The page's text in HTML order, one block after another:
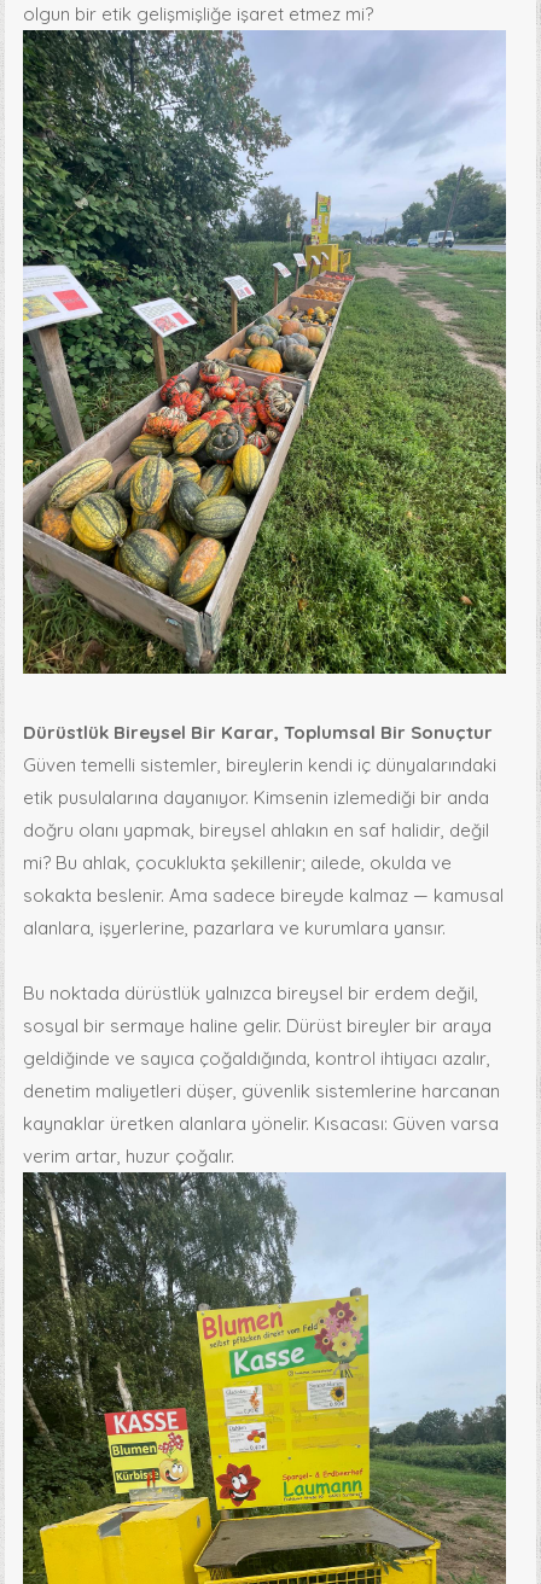
olgun bir etik gelişmişliğe işaret etmez mi?
Dürüstlük Bireysel Bir Karar, Toplumsal Bir Sonuçtur
Güven temelli sistemler, bireylerin kendi iç dünyalarındaki
etik pusulalarına dayanıyor. Kimsenin izlemediği bir anda
doğru olanı yapmak, bireysel ahlakın en saf halidir, değil
mi? Bu ahlak, çocuklukta şekillenir; ailede, okulda ve
sokakta beslenir. Ama sadece bireyde kalmaz — kamusal
alanlara, işyerlerine, pazarlara ve kurumlara yansır.
Bu noktada dürüstlük yalnızca bireysel bir erdem değil,
sosyal bir sermaye haline gelir. Dürüst bireyler bir araya
geldiğinde ve sayıca çoğaldığında, kontrol ihtiyacı azalır,
denetim maliyetleri düşer, güvenlik sistemlerine harcanan
kaynaklar üretken alanlara yönelir. Kısacası: Güven varsa
verim artar, huzur çoğalır.